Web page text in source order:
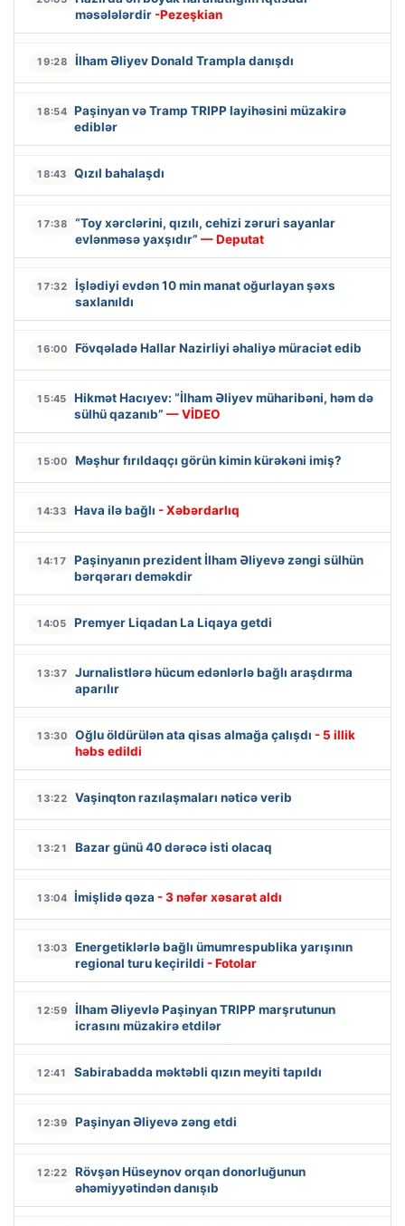
məsələlərdir -Pezeşkian
19:28 İlham Əliyev Donald Trampla danışdı
18:54 Paşinyan və Tramp TRIPP layihəsini müzakirə
ediblər
18:43 Qızıl bahalaşdı
17:38
“Toy xərclərini, qızılı, cehizi zəruri sayanlar
evlənməsə yaxşıdır” — Deputat
17:32
İşlədiyi evdən 10 min manat oğurlayan şəxs
saxlanıldı
16:00 Fövqəladə Hallar Nazirliyi əhaliyə müraciət edib
15:45
Hikmət Hacıyev: “İlham Əliyev müharibəni, həm də
sülhü qazanıb” — VİDEO
15:00 Məşhur fırıldaqçı görün kimin kürəkəni imiş?
14:33 Hava ilə bağlı - Xəbərdarlıq
14:17
Paşinyanın prezident İlham Əliyevə zəngi sülhün
bərqərarı deməkdir
14:05 Premyer Liqadan La Liqaya getdi
13:37
Jurnalistlərə hücum edənlərlə bağlı araşdırma
aparılır
13:30 Oğlu öldürülən ata qisas almağa çalışdı - 5 illik
həbs edildi
13:22 Vaşinqton razılaşmaları nəticə verib
13:21 Bazar günü 40 dərəcə isti olacaq
13:04 İmişlidə qəza - 3 nəfər xəsarət aldı
13:03
Energetiklərlə bağlı ümumrespublika yarışının
regional turu keçirildi - Fotolar
12:59
İlham Əliyevlə Paşinyan TRIPP marşrutunun
icrasını müzakirə etdilər
12:41 Sabirabadda məktəbli qızın meyiti tapıldı
12:39 Paşinyan Əliyevə zəng etdi
12:22
Rövşən Hüseynov orqan donorluğunun
əhəmiyyətindən danışıb